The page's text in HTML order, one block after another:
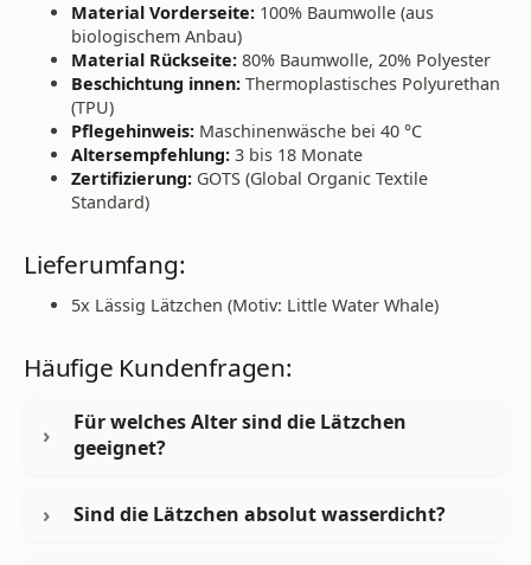
Material Vorderseite: 100% Baumwolle (aus
biologischem Anbau)
Material Rückseite: 80% Baumwolle, 20% Polyester
Beschichtung innen: Thermoplastisches Polyurethan
(TPU)
Pflegehinweis: Maschinenwäsche bei 40 °C
Altersempfehlung: 3 bis 18 Monate
Zertifizierung: GOTS (Global Organic Textile
Standard)
Lieferumfang:
5x Lässig Lätzchen (Motiv: Little Water Whale)
Häufige Kundenfragen:
Für welches Alter sind die Lätzchen
geeignet?
Sind die Lätzchen absolut wasserdicht?